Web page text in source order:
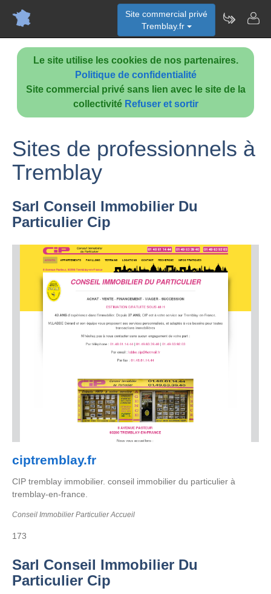
Le site utilise les cookies de nos partenaires.
Politique de confidentialité
Site commercial privé sans lien avec le site de la
collectivité Refuser et sortir
Site commercial privé
Tremblay.fr
Sites de professionnels à
Tremblay
Sarl Conseil Immobilier Du
Particulier Cip
ciptremblay.fr
CIP tremblay immobilier. conseil immobilier du particulier à
tremblay-en-france.
Conseil Immobilier Particulier Accueil
173
Sarl Conseil Immobilier Du
Particulier Cip